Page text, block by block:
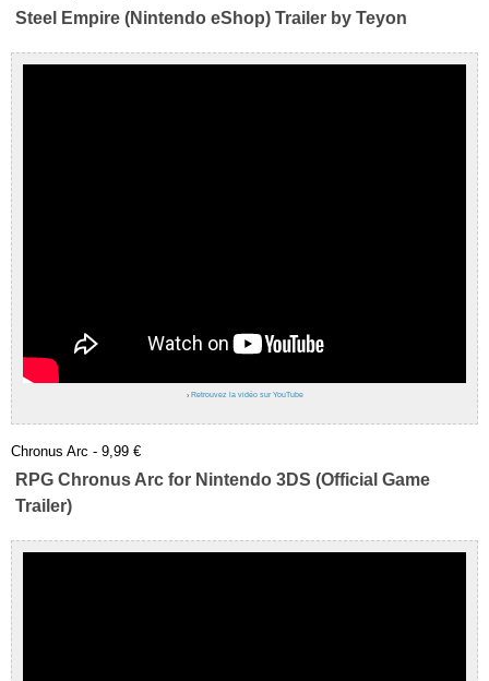
Steel Empire (Nintendo eShop) Trailer by Teyon
› Retrouvez la vidéo sur YouTube
Chronus Arc - 9,99 €
RPG Chronus Arc for Nintendo 3DS (Official Game
Trailer)